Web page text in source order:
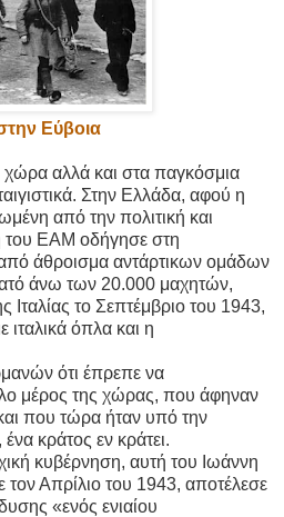
Εύβοια
αλλά και στα παγκόσμια
Στην Ελλάδα, αφού η
από την πολιτική και
του ΕΑΜ οδήγησε στη
άθροισμα αντάρτικων ομάδων
άνω των 20.000 μαχητών,
το Σεπτέμβριο του 1943,
όπλα και η
ότι έπρεπε να
μέρος της χώρας, που άφηναν
που τώρα ήταν υπό την
κράτος εν κράτει.
κυβέρνηση, αυτή του Ιωάννη
Απρίλιο του 1943, αποτέλεσε
«ενός ενιαίου